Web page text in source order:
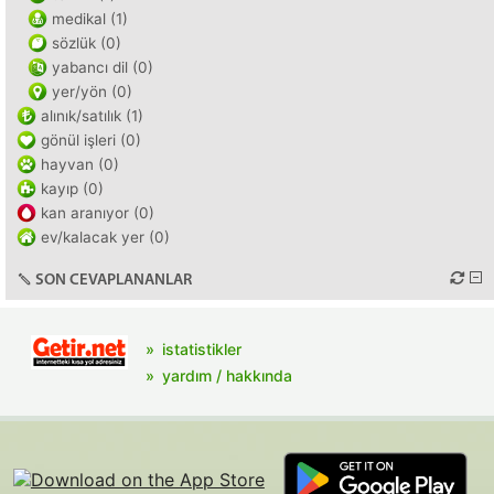
medikal (1)
sözlük (0)
yabancı dil (0)
yer/yön (0)
alınık/satılık (1)
gönül işleri (0)
hayvan (0)
kayıp (0)
kan aranıyor (0)
ev/kalacak yer (0)
SON CEVAPLANANLAR
istatistikler
yardım / hakkında